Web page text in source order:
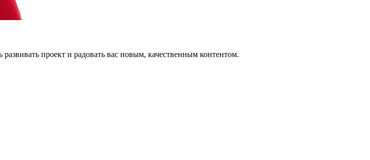
проект и радовать вас новым, качественным контентом.